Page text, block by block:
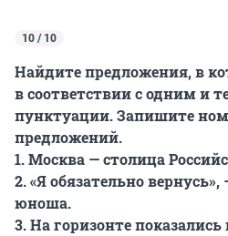
10 / 10
Найдите предложения, в
в соответствии с одним и
пунктуации. Запишите
предложений.
1. Москва — столица
2. «Я обязательно
юноша.
3. На горизонте